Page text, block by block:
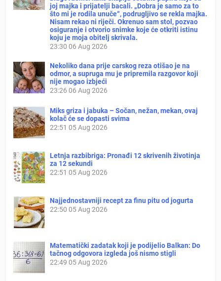
joj majka i prijatelji bacali. „Dobra je samo za to
što mi je rodila unuče“, podrugljivo se rekla majka.
Nisam rekao ni riječi. Okrenuo sam stol, pozvao
osiguranje i otvorio snimke koje će otkriti istinu
koju je moja obitelj skrivala.
23:30 06 Aug 2026
Nekoliko dana prije carskog reza otišao je na
odmor, a supruga mu je pripremila razgovor koji
nije mogao izbjeći
23:26 06 Aug 2026
Miks griza i jabuka – Sočan, nežan, mekan, ovaj
kolač će se dopasti svima
22:51 05 Aug 2026
Letnja razbibriga: Pronađi 12 skrivenih životinja
za 12 sekundi
22:51 05 Aug 2026
Najjednostavniji recept za finu pitu od jogurta
22:50 05 Aug 2026
Matematički zadatak koji je podijelio Balkan: Do
tačnog odgovora izgleda još nismo stigli
22:49 05 Aug 2026